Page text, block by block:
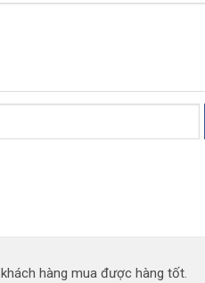
hàng mua được hàng tốt.